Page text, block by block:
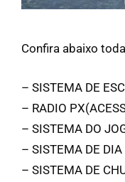
Confira abaixo
– SISTEMA DE
– RADIO
– SISTEMA DO
– SISTEMA DE DIA
– SISTEMA DE